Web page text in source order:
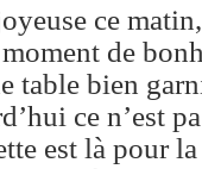
ce
de
table bien
ce n’est
est là pour